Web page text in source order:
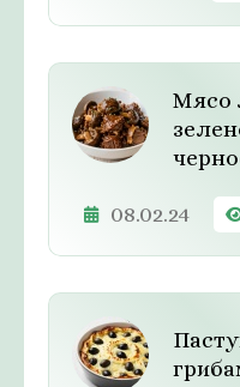
Мясо
08.02.24